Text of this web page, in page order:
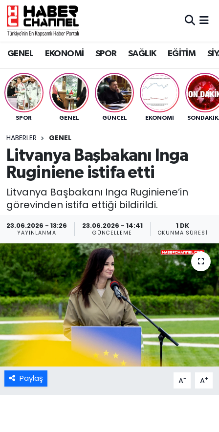
GENEL EKONOMİ SPOR SAĞLIK EĞİTİM
SPOR GENEL GÜNCEL EKONOMİ
HABERLER GENEL
Litvanya Başbakanı Inga
Ruginiene istifa etti
Litvanya Başbakanı Inga Ruginiene’in
görevinden istifa ettiği bildirildi.
23.06.2026 - 13:26
YAYINLANMA
23.06.2026 - 14:41
GÜNCELLEME
1 DK
OKUNMA SÜRESI
Paylaş A- A+
GENEL
SPOR
SAĞLIK
EĞİTİM
SİYASET
MAGAZİN
Nöbetçi Eczaneler
Trafik Durumu
Süper Lig Puan Durumu ve Fikstür
Tüm Manşetler
Son Dakika Haberleri
Haber Arşivi